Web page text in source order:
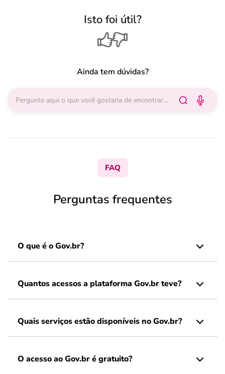
Isto foi útil?
Ainda tem dúvidas?
FAQ
Perguntas frequentes
O que é o Gov.br?
Quantos acessos a plataforma Gov.br teve?
Quais serviços estão disponíveis no Gov.br?
O acesso ao Gov.br é gratuito?